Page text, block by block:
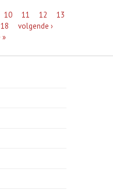
10 11 12
13
18
volgende ›
»